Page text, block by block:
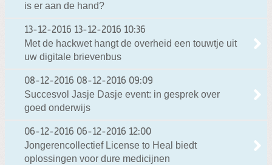
is er aan de hand?
13-12-2016 13-12-2016 10:36
Met de hackwet hangt de overheid een touwtje uit
uw digitale brievenbus
08-12-2016 08-12-2016 09:09
Succesvol Jasje Dasje event: in gesprek over
goed onderwijs
06-12-2016 06-12-2016 12:00
Jongerencollectief License to Heal biedt
oplossingen voor dure medicijnen